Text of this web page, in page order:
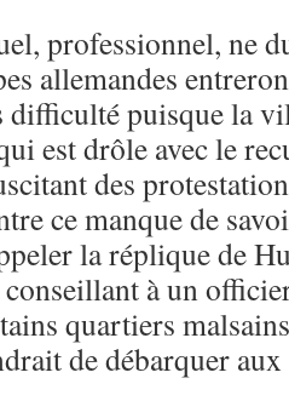
professionnel, ne
allemandes
difficulté puisque la
est drôle avec le
des
ce manque de
la réplique de
à un
quartiers
de débarquer